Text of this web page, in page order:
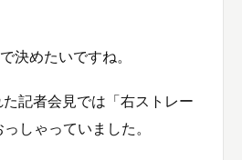
決めたいですね。
記者会見では「右ストレー
しゃっていました。